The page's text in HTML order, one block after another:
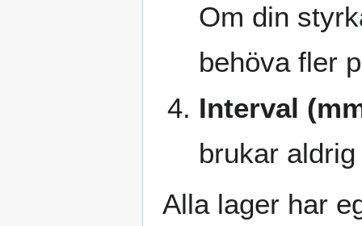
Om din
behöva fler
Interval
brukar
Alla lager har